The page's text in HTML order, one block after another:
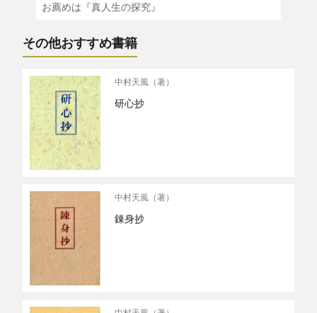
お薦めは『真人生の探究』
その他おすすめ書籍
中村天風（著）
研心抄
中村天風（著）
錬身抄